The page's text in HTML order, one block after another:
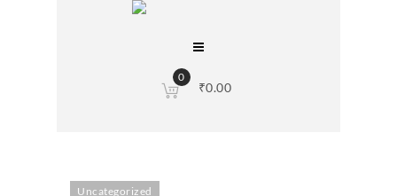
0
₹0.00
Uncategorized